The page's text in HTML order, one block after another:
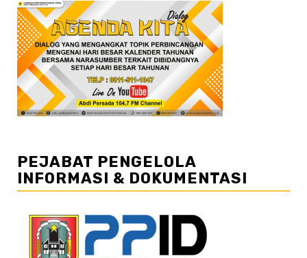
PEJABAT PENGELOLA
INFORMASI & DOKUMENTASI